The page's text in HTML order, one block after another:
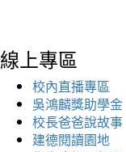
線上專區
校內直播專區
吳鴻麟獎助學金
校長爸爸說故事
建德閱讀園地